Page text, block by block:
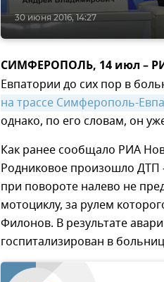
30 июня 2016, 14:27
СИМФЕРОПОЛЬ, 14 июл –
Евпатории до сих пор в
на трассе Симферополь-
однако, по его словам, он
Как ранее сообщало РИА
Родниковое произошло ДТП
при повороте налево не
мотоциклу, за рулем
Филонов. В результате
госпитализирован в